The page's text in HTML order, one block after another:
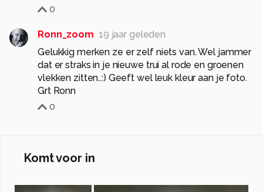
0
Ronn_zoom 19 jaar geleden
Gelukkig merken ze er zelf niets van. Wel jammer
dat er straks in je nieuwe trui al rode en groenen
vlekken zitten..:) Geeft wel leuk kleur aan je foto.
Grt Ronn
0
Komt voor in